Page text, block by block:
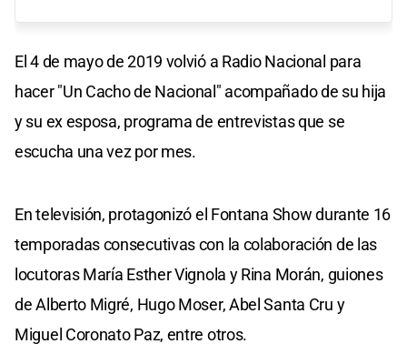
El 4 de mayo de 2019 volvió a Radio Nacional para
hacer "Un Cacho de Nacional" acompañado de su hija
y su ex esposa, programa de entrevistas que se
escucha una vez por mes.
En televisión, protagonizó el Fontana Show durante 16
temporadas consecutivas con la colaboración de las
locutoras María Esther Vignola y Rina Morán, guiones
de Alberto Migré, Hugo Moser, Abel Santa Cru y
Miguel Coronato Paz, entre otros.